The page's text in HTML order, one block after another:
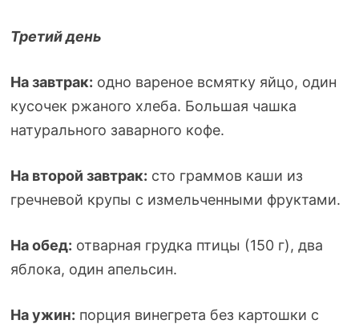
Третий день
На завтрак: одно вареное всмятку яйцо, один
кусочек ржаного хлеба. Большая чашка
натурального заварного кофе.
На второй завтрак: сто граммов каши из
гречневой крупы с измельченными фруктами.
На обед: отварная грудка птицы (150 г), два
яблока, один апельсин.
На ужин: порция винегрета без картошки с